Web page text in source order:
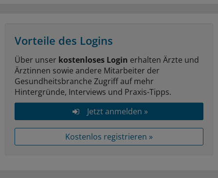
Vorteile des Logins
Über unser kostenloses Login erhalten Ärzte und
Ärztinnen sowie andere Mitarbeiter der
Gesundheitsbranche Zugriff auf mehr
Hintergründe, Interviews und Praxis-Tipps.
Jetzt anmelden »
Kostenlos registrieren »